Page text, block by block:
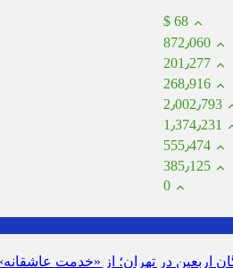
$ 68
872٫060
201٫277
268٫916
2٫002٫793
1٫374٫231
555٫474
385٫125
0